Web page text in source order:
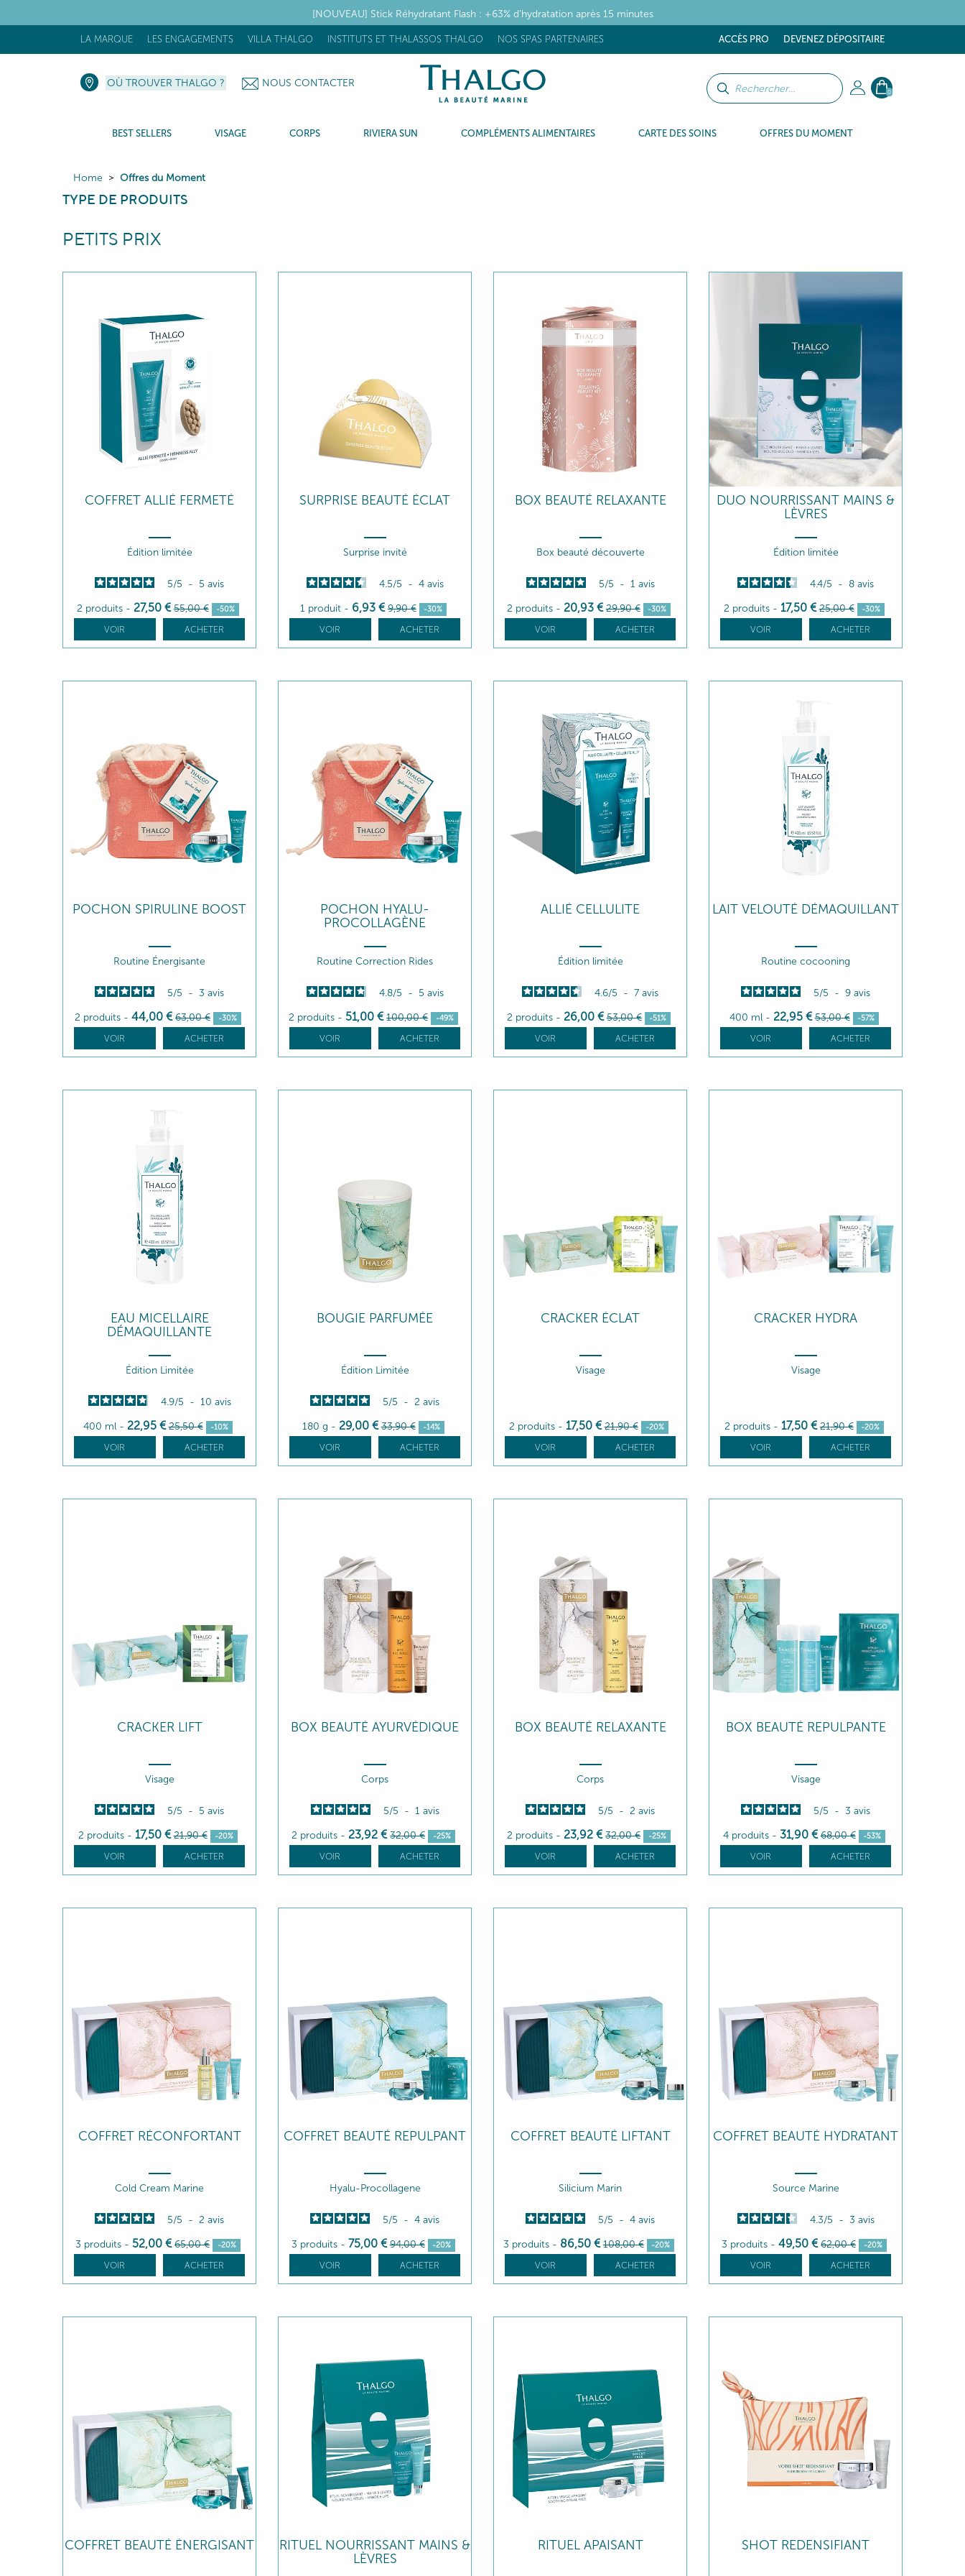
[NOUVEAU] Stick Réhydratant Flash : +63% d’hydratation après 15 minutes
ACCÈS PRO DEVENEZ DÉPOSITAIRE
LA MARQUE LES ENGAGEMENTS VILLA THALGO INSTITUTS ET THALASSOS THALGO NOS SPAS PARTENAIRES
0
OÙ TROUVER THALGO ? NOUS CONTACTER
BEST SELLERS VISAGE CORPS RIVIERA SUN COMPLÉMENTS ALIMENTAIRES CARTE DES SOINS OFFRES DU MOMENT
Home Offres du Moment
TYPE DE PRODUITS
PETITS PRIX
COFFRET ALLIÉ FERMETÉ
Édition limitée
5/5 - 5 avis
2 produits - 27,50 € 55,00 € -50%
VOIR ACHETER
SURPRISE BEAUTÉ ÉCLAT
Surprise invité
4.5/5 - 4 avis
1 produit - 6,93 € 9,90 € -30%
VOIR ACHETER
BOX BEAUTÉ RELAXANTE
Box beauté découverte
5/5 - 1 avis
2 produits - 20,93 € 29,90 € -30%
VOIR ACHETER
DUO NOURRISSANT MAINS &
LÈVRES
Édition limitée
4.4/5 - 8 avis
2 produits - 17,50 € 25,00 € -30%
VOIR ACHETER
POCHON SPIRULINE BOOST
Routine Énergisante
5/5 - 3 avis
2 produits -44,00 € 63,00 € -30%
VOIR ACHETER
POCHON HYALU-
PROCOLLAGÈNE
Routine Correction Rides
4.8/5 - 5 avis
2 produits - 51,00 € 100,00 € -49%
VOIR ACHETER
ALLIÉ CELLULITE
Édition limitée
4.6/5 - 7 avis
2 produits - 26,00 € 53,00 € -51%
VOIR ACHETER
LAIT VELOUTÉ DÉMAQUILLANT
Routine cocooning
5/5 - 9 avis
400 ml - 22,95 € 53,00 € -57%
VOIR ACHETER
EAU MICELLAIRE
DÉMAQUILLANTE
Édition Limitée
4.9/5 - 10 avis
400 ml - 22,95 € 25,50 € -10%
VOIR ACHETER
BOUGIE PARFUMÉE
Édition Limitée
5/5 - 2 avis
180 g - 29,00 € 33,90 € -14%
VOIR ACHETER
CRACKER ÉCLAT
Visage
2 produits - 17,50 € 21,90 € -20%
VOIR ACHETER
CRACKER HYDRA
Visage
2 produits - 17,50 € 21,90 € -20%
VOIR ACHETER
CRACKER LIFT
Visage
5/5 - 5 avis
2 produits - 17,50 € 21,90 € -20%
VOIR ACHETER
BOX BEAUTÉ AYURVÉDIQUE
Corps
5/5 - 1 avis
2 produits - 23,92 € 32,00 € -25%
VOIR ACHETER
BOX BEAUTÉ RELAXANTE
Corps
5/5 - 2 avis
2 produits - 23,92 € 32,00 € -25%
VOIR ACHETER
BOX BEAUTÉ REPULPANTE
Visage
5/5 - 3 avis
4 produits - 31,90 € 68,00 € -53%
VOIR ACHETER
COFFRET RÉCONFORTANT
Cold Cream Marine
5/5 - 2 avis
3 produits - 52,00 € 65,00 € -20%
VOIR ACHETER
COFFRET BEAUTÉ REPULPANT
Hyalu-Procollagene
5/5 - 4 avis
3 produits - 75,00 € 94,00 € -20%
VOIR ACHETER
COFFRET BEAUTÉ LIFTANT
Silicium Marin
5/5 - 4 avis
3 produits - 86,50 € 108,00 € -20%
VOIR ACHETER
COFFRET BEAUTÉ HYDRATANT
Source Marine
4.3/5 - 3 avis
3 produits -49,50 € 62,00 € -20%
VOIR ACHETER
COFFRET BEAUTÉ ÉNERGISANT
RITUEL NOURRISSANT MAINS &
LÈVRES
RITUEL APAISANT SHOT REDENSIFIANT